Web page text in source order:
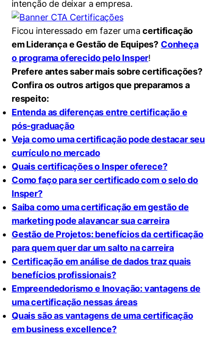
intenção de deixar a empresa.
Ficou interessado em fazer umacertificação
em Liderança e Gestão de Equipes? Conheça
o programa oferecido pelo Insper!
Prefere antes saber mais sobre certificações?
Confira os outros artigos que preparamos a
respeito:
Entenda as diferenças entre certificação e
pós-graduação
Veja como uma certificação pode destacar seu
currículo no mercado
Quais certificações o Insper oferece?
Como faço para ser certificado com o selo do
Insper?
Saiba como uma certificação em gestão de
marketing pode alavancar sua carreira
Gestão de Projetos: benefícios da certificação
para quem quer dar um salto na carreira
Certificação em análise de dados traz quais
benefícios profissionais?
Empreendedorismo e Inovação: vantagens de
uma certificação nessas áreas
Quais são as vantagens de uma certificação
em business excellence?